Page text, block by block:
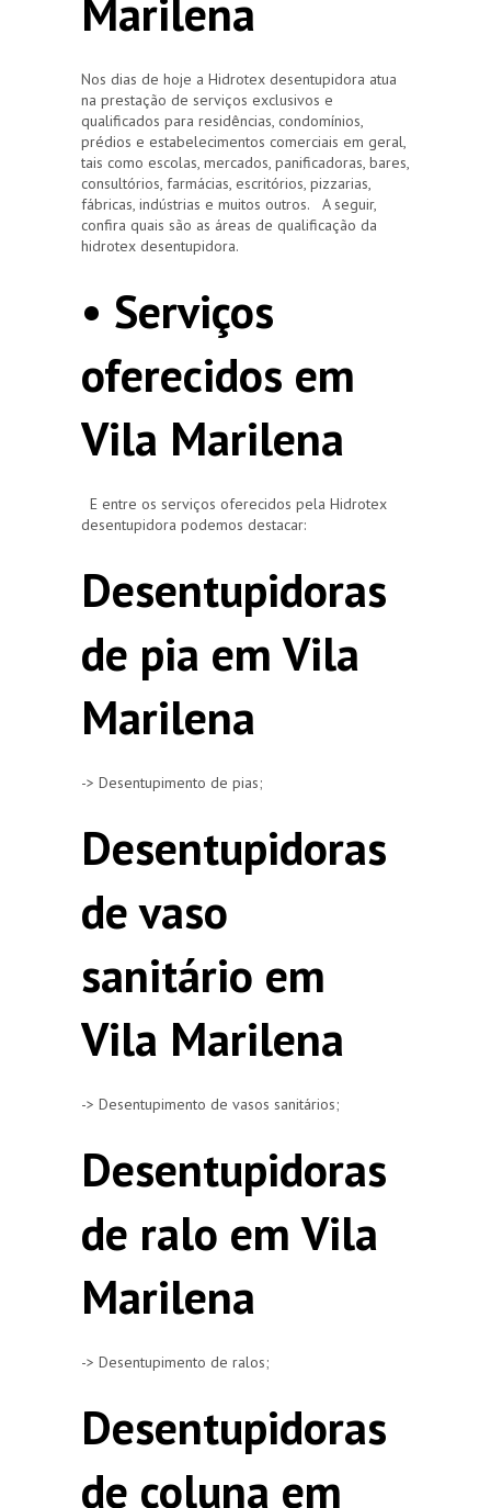
Marilena
Nos dias de hoje a Hidrotex desentupidora atua
na prestação de serviços exclusivos e
qualificados para residências, condomínios,
prédios e estabelecimentos comerciais em geral,
tais como escolas, mercados, panificadoras, bares,
consultórios, farmácias, escritórios, pizzarias,
fábricas, indústrias e muitos outros. A seguir,
confira quais são as áreas de qualificação da
hidrotex desentupidora.
• Serviços
oferecidos em
Vila Marilena
E entre os serviços oferecidos pela Hidrotex
desentupidora podemos destacar:
Desentupidoras
de pia em Vila
Marilena
-> Desentupimento de pias;
Desentupidoras
de vaso
sanitário em
Vila Marilena
-> Desentupimento de vasos sanitários;
Desentupidoras
de ralo em Vila
Marilena
-> Desentupimento de ralos;
Desentupidoras
de coluna em